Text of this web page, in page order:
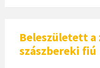
Beleszületett a
szászbereki fiú